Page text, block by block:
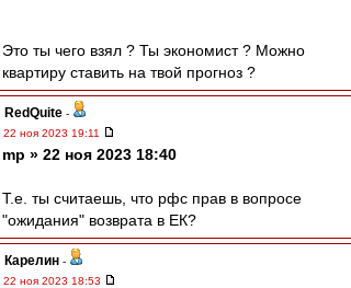
Это ты чего взял ? Ты экономист ? Можно
квартиру ставить на твой прогноз ?
RedQuite -
22 ноя 2023 19:11
mp » 22 ноя 2023 18:40
Т.е. ты считаешь, что рфс прав в вопросе
"ожидания" возврата в ЕК?
Карелин -
22 ноя 2023 18:53